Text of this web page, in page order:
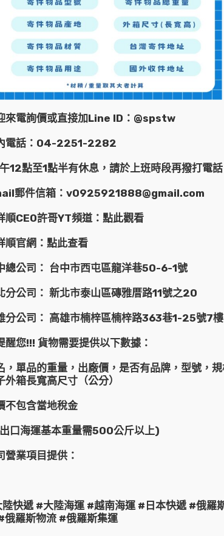
來電詢價或直接加Line ID：@spstw
電話：04-2251-2282
12點至1點半有休息，請於上班時段再撥打電
郵件信箱：v0925921888@gmail.com
順CEO許哥YT頻道： 點此觀看
順官網： 點此查看
總公司： 台中市西屯區龍洋巷50-6-1號
分公司： 新北市泰山區磚雅厝路11號之20
分公司： 高雄市楠梓區楠梓路363巷1-25號7樓
您!!! 貨物需要提供以下數據：
，單品的重量，出廠價，是否有品牌，型號，
外箱長寬高尺寸（公分）
不包含當地稅金
口海運基本重量需500公斤以上)
營業項目提供：
快遞 #大陸海運 #越南海運 #日本快遞 #俄羅
俄羅斯物流 #俄羅斯集運